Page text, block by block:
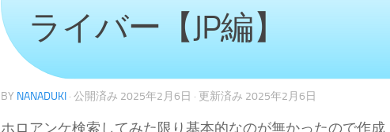
ライバー【JP編】
BY NANADUKI · 公開済み 2025年2月6日 · 更新済み 2025年2月6日
ホロアンケ検索してみた限り基本的なのが無かったので作成